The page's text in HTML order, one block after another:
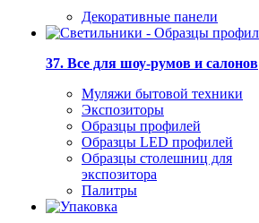
Декоративные панели
37. Все для шоу-румов и салонов
Муляжи бытовой техники
Экспозиторы
Образцы профилей
Образцы LED профилей
Образцы столешниц для
экспозитора
Палитры